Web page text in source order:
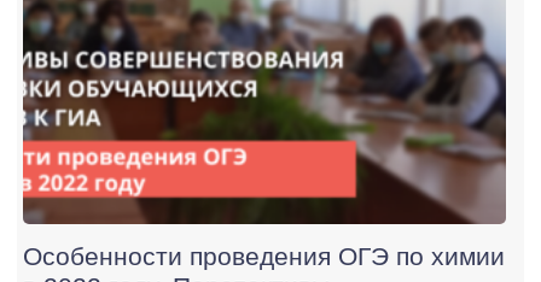
Особенности проведения ОГЭ по химии